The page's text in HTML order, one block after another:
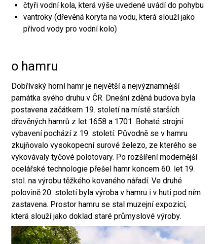
čtyři vodní kola, která výše uvedené uvádí do pohybu
vantroky (dřevěná koryta na vodu, která slouží jako
přívod vody pro vodní kolo)
o hamru
Dobřívský horní hamr je největší a nejvýznamnější
památka svého druhu v ČR. Dnešní zděná budova byla
postavena začátkem 19. století na místě starších
dřevěných hamrů z let 1658 a 1701. Bohaté strojní
vybavení pochází z 19. století. Původně se v hamru
zkujňovalo vysokopecní surové železo, ze kterého se
vykovávaly tyčové polotovary. Po rozšíření modernější
ocelářské technologie přešel hamr koncem 60. let 19.
stol. na výrobu těžkého kovaného nářadí. Ve druhé
polovině 20. století byla výroba v hamru i v huti pod ním
zastavena. Prostor hamru se stal muzejní expozicí,
která slouží jako doklad staré průmyslové výroby.